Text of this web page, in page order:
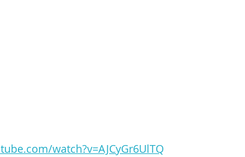
watch?v=AJCyGr6UlTQ